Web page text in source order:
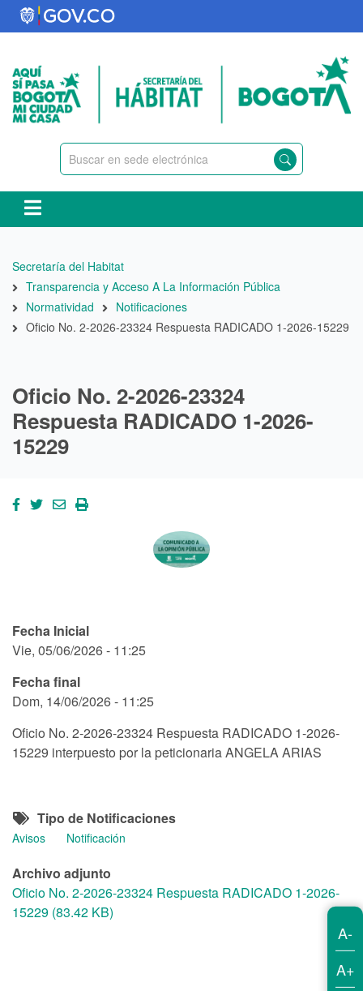
Pasar
al
principal
Ruta
de
navegación
Secretaría del Habitat
Transparencia y Acceso A La Información Pública
Normatividad
Notificaciones
Oficio No. 2-2026-23324 Respuesta RADICADO 1-2026-15229
Oficio No. 2-2026-23324
Respuesta RADICADO 1-2026-
15229
Fecha Inicial
Vie, 05/06/2026 - 11:25
Fecha final
Dom, 14/06/2026 - 11:25
Oficio No. 2-2026-23324 Respuesta RADICADO 1-2026-
15229 interpuesto por la peticionaria ANGELA ARIAS
Tipo de Notificaciones
Avisos Notificación
Archivo adjunto
Oficio No. 2-2026-23324 Respuesta RADICADO 1-2026-
15229 (83.42 KB)
A-
A+